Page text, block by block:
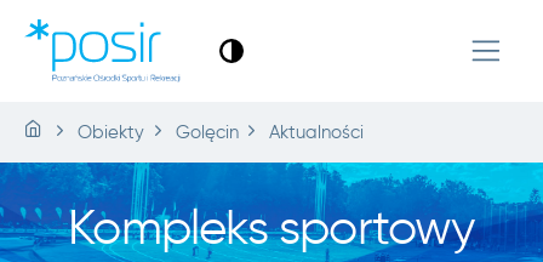
Obiekty Golęcin Aktualności
Kompleks sportowy